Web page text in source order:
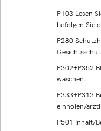
P103 Lesen
befolgen Sie
P280
P302+P352
waschen.
P333+P313
einholen/
P501 Inhalt/